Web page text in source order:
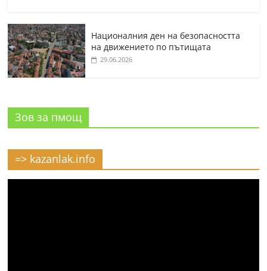
Националния ден на безопасността
на движението по пътищата
29.06.2026
Зов за пмощ
=> kazanlak.info